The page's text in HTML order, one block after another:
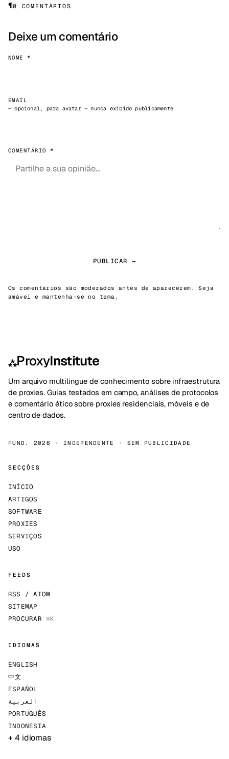
¶0 COMENTÁRIOS
Deixe um comentário
NOME *
EMAIL
— opcional, para avatar — nunca exibido publicamente
COMENTÁRIO *
PUBLICAR →
Os comentários são moderados antes de aparecerem. Seja
amável e mantenha-se no tema.
⁂ProxyInstitute
Um arquivo multilingue de conhecimento sobre infraestrutura
de proxies. Guias testados em campo, análises de protocolos
e comentário ético sobre proxies residenciais, móveis e de
centro de dados.
FUND. 2026 · INDEPENDENTE · SEM PUBLICIDADE
SECÇÕES
INÍCIO
ARTIGOS
SOFTWARE
PROXIES
SERVIÇOS
USO
FEEDS
RSS / ATOM
SITEMAP
PROCURAR⌘K
IDIOMAS
ENGLISH
中文
ESPAÑOL
العربية
PORTUGUÊS
INDONESIA
+ 4 idiomas